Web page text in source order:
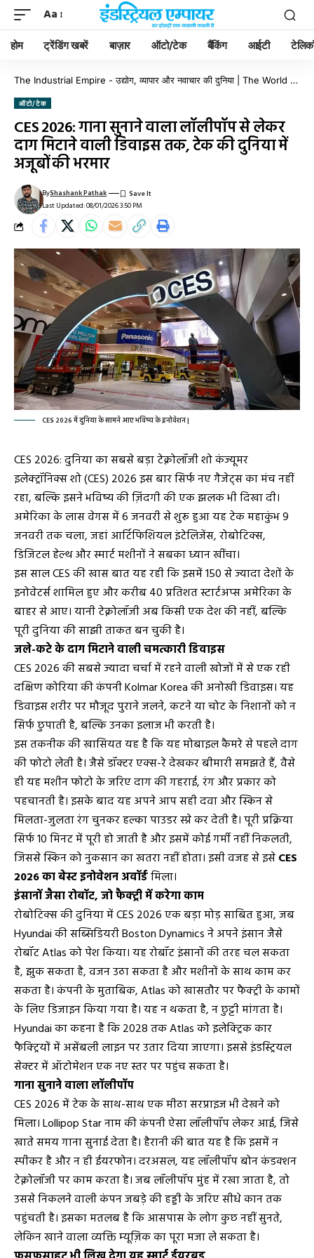
Aa
होम ट्रेंडिंग खबरें बाज़ार ऑटो/टेक बैंकिंग आईटी
The Industrial Empire - उद्योग, व्यापार और नवाचार की दुनिया | The World of Industry, Business & Innovation
ऑटो/टेक
CES 2026: गाना सुनाने वाला लॉलीपॉप से लेकर
दाग मिटाने वाली डिवाइस तक, टेक की दुनिया में
अजूबों की भरमार
Last Updated: 08/01/2026 3:50 PM
ByShashank Pathak
CES 2026 में दुनिया के सामने आए भविष्य के इनोवेशन |
CES 2026: दुनिया का सबसे बड़ा टेक्नोलॉजी शो कंज्यूमर
इलेक्ट्रॉनिक्स शो (CES) 2026 इस बार सिर्फ नए गैजेट्स का मंच नहीं
रहा, बल्कि इसने भविष्य की ज़िंदगी की एक झलक भी दिखा दी।
अमेरिका के लास वेगस में 6 जनवरी से शुरू हुआ यह टेक महाकुंभ 9
जनवरी तक चला, जहां आर्टिफिशियल इंटेलिजेंस, रोबोटिक्स,
डिजिटल हेल्थ और स्मार्ट मशीनों ने सबका ध्यान खींचा।
इस साल CES की खास बात यह रही कि इसमें 150 से ज्यादा देशों के
इनोवेटर्स शामिल हुए और करीब 40 प्रतिशत स्टार्टअप्स अमेरिका के
बाहर से आए। यानी टेक्नोलॉजी अब किसी एक देश की नहीं, बल्कि
पूरी दुनिया की साझी ताकत बन चुकी है।
जले-कटे के दाग मिटाने वाली चमत्कारी डिवाइस
CES 2026 की सबसे ज्यादा चर्चा में रहने वाली खोजों में से एक रही
दक्षिण कोरिया की कंपनी Kolmar Korea की अनोखी डिवाइस। यह
डिवाइस शरीर पर मौजूद पुराने जलने, कटने या चोट के निशानों को न
सिर्फ छुपाती है, बल्कि उनका इलाज भी करती है।
इस तकनीक की खासियत यह है कि यह मोबाइल कैमरे से पहले दाग
की फोटो लेती है। जैसे डॉक्टर एक्स-रे देखकर बीमारी समझते हैं, वैसे
ही यह मशीन फोटो के जरिए दाग की गहराई, रंग और प्रकार को
पहचानती है। इसके बाद यह अपने आप सही दवा और स्किन से
मिलता-जुलता रंग चुनकर हल्का पाउडर स्प्रे कर देती है। पूरी प्रक्रिया
सिर्फ 10 मिनट में पूरी हो जाती है और इसमें कोई गर्मी नहीं निकलती,
जिससे स्किन को नुकसान का खतरा नहीं होता। इसी वजह से इसेCES
2026 का बेस्ट इनोवेशन अवॉर्डमिला।
इंसानों जैसा रोबॉट, जो फैक्ट्री में करेगा काम
रोबोटिक्स की दुनिया में CES 2026 एक बड़ा मोड़ साबित हुआ, जब
Hyundai की सब्सिडियरी Boston Dynamics ने अपने इंसान जैसे
रोबॉट Atlas को पेश किया। यह रोबॉट इंसानों की तरह चल सकता
है, झुक सकता है, वजन उठा सकता है और मशीनों के साथ काम कर
सकता है। कंपनी के मुताबिक, Atlas को खासतौर पर फैक्ट्री के कामों
के लिए डिजाइन किया गया है। यह न थकता है, न छुट्टी मांगता है।
Hyundai का कहना है कि 2028 तक Atlas को इलेक्ट्रिक कार
फैक्ट्रियों में असेंबली लाइन पर उतार दिया जाएगा। इससे इंडस्ट्रियल
सेक्टर में ऑटोमेशन एक नए स्तर पर पहुंच सकता है।
गाना सुनाने वाला लॉलीपॉप
CES 2026 में टेक के साथ-साथ एक मीठा सरप्राइज भी देखने को
मिला। Lollipop Star नाम की कंपनी ऐसा लॉलीपॉप लेकर आई, जिसे
खाते समय गाना सुनाई देता है। हैरानी की बात यह है कि इसमें न
स्पीकर है और न ही ईयरफोन। दरअसल, यह लॉलीपॉप बोन कंडक्शन
टेक्नोलॉजी पर काम करता है। जब लॉलीपॉप मुंह में रखा जाता है, तो
उससे निकलने वाली कंपन जबड़े की हड्डी के जरिए सीधे कान तक
पहुंचती है। इसका मतलब है कि आसपास के लोग कुछ नहीं सुनते,
लेकिन खाने वाला व्यक्ति म्यूज़िक का पूरा मजा ले सकता है।